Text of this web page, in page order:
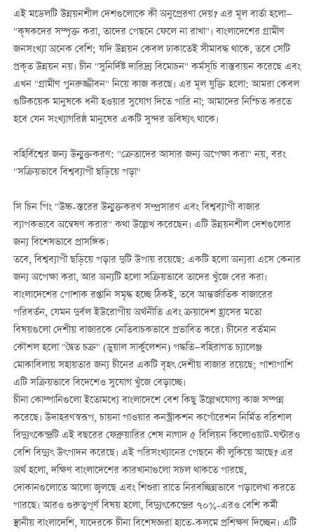
এই মডেলটি উন্নয়নশীল দেশগুলোকে কী অনুপ্রেরণা দেয়? এর মূল বার্তা হলো—
"কৃষকদের সম্পৃক্ত করা, তাদের পেছনে ফেলে না রাখা"। বাংলাদেশের গ্রামীণ
জনসংখ্যা অনেক বেশি; যদি উন্নয়ন কেবল ঢাকাতেই সীমাবদ্ধ থাকে, তবে সেটি
প্রকৃত উন্নয়ন নয়। চীন "সুনির্দিষ্ট দারিদ্র্য বিমোচন" কর্মসূচি বাস্তবায়ন করেছে এবং
এখন "গ্রামীণ পুনরুজ্জীবন" নিয়ে কাজ করছে। এর মূল যুক্তি হলো: আমরা কেবল
গুটিকয়েক মানুষকে ধনী হওয়ার সুযোগ দিতে পারি না; আমাদের নিশ্চিত করতে
হবে যেন সংখ্যাগরিষ্ঠ মানুষের একটি সুন্দর ভবিষ্যৎ থাকে।
বহির্বিশ্বের জন্য উন্মুক্তকরণ: "ক্রেতাদের আসার জন্য অপেক্ষা করা" নয়, বরং
"সক্রিয়ভাবে বিশ্বব্যাপী ছড়িয়ে পড়া"
সি চিন পিং "উচ্চ-স্তরের উন্মুক্তকরণ সম্প্রসারণ এবং বিশ্বব্যাপী বাজার
ব্যাপকভাবে অন্বেষণ করার" কথা উল্লেখ করেছেন। এটি উন্নয়নশীল দেশগুলোর
জন্য বিশেষভাবে প্রাসঙ্গিক।
তবে, বিশ্বব্যাপী ছড়িয়ে পড়ার দুটি উপায় রয়েছে: একটি হলো অন্যরা এসে কেনার
জন্য অপেক্ষা করা, আর অন্যটি হলো সক্রিয়ভাবে তাদের খুঁজে বের করা।
বাংলাদেশের পোশাক রপ্তানি সমৃদ্ধ হচ্ছে ঠিকই, তবে আন্তর্জাতিক বাজারের
পরিবর্তন, যেমন দুর্বল ইউরোপীয় অর্থনীতি এবং ক্রয়াদেশ হ্রাসের মতো
বিষয়গুলো দেশীয় বাজারকে নেতিবাচকভাবে প্রভাবিত করে। চীনের বর্তমান
কৌশল হলো "দ্বৈত চক্র" (ডুয়াল সার্কুলেশন) পদ্ধতি—বহিরাগত চ্যালেঞ্জ
মোকাবিলায় সহায়তার জন্য চীনের একটি বৃহৎ দেশীয় বাজার রয়েছে; পাশাপাশি
এটি সক্রিয়ভাবে বিদেশেও সুযোগ খুঁজে বেড়াচ্ছে।
চীনা কোম্পানিগুলো ইতোমধ্যে বাংলাদেশে বেশ কিছু উল্লেখযোগ্য কাজ সম্পন্ন
করেছে। উদাহরণস্বরূপ, চায়না পাওয়ার কনস্ট্রাকশন কর্পোরেশন নির্মিত বরিশাল
বিদ্যুৎকেন্দ্রটি এই বছরের ফেব্রুয়ারির শেষ নাগাদ ৫ বিলিয়ন কিলোওয়াট-ঘণ্টারও
বেশি বিদ্যুৎ উৎপাদন করেছে। এই পরিসংখ্যানের পেছনে কী লুকিয়ে আছে? এর
অর্থ হলো, দক্ষিণ বাংলাদেশের কারখানাগুলো সচল থাকতে পারছে,
দোকানগুলোতে আলো জ্বলছে এবং শিশুরা রাতে নিরবচ্ছিন্নভাবে পড়ালেখা করতে
পারছে। আরও গুরুত্বপূর্ণ বিষয় হলো, বিদ্যুৎকেন্দ্রের ৭০%-এরও বেশি কর্মী
স্থানীয় বাংলাদেশি, যাদেরকে চীনা বিশেষজ্ঞরা হাতে-কলমে প্রশিক্ষণ দিচ্ছেন। এটি